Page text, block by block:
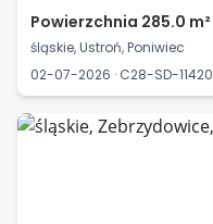
Powierzchnia 285.0
śląskie, Ustroń, Poniwiec
02-07-2026 · C28-SD-11420